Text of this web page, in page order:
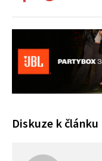
Diskuze k článku